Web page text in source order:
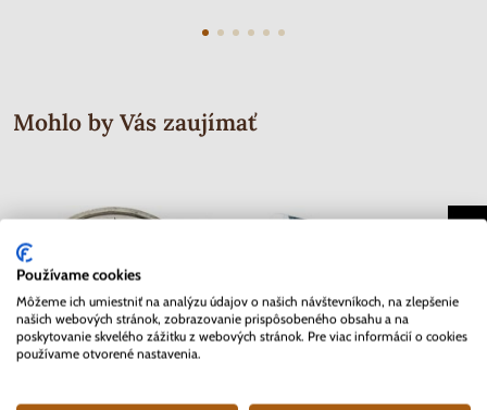
Mohlo by Vás zaujímať
Používame cookies
Môžeme ich umiestniť na analýzu údajov o našich návštevníkoch, na zlepšenie
našich webových stránok, zobrazovanie prispôsobeného obsahu a na
poskytovanie skvelého zážitku z webových stránok. Pre viac informácií o cookies
používame otvorené nastavenia.